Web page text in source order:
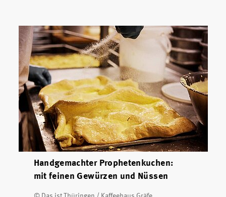
Handgemachter Prophetenkuchen:
mit feinen Gewürzen und Nüssen